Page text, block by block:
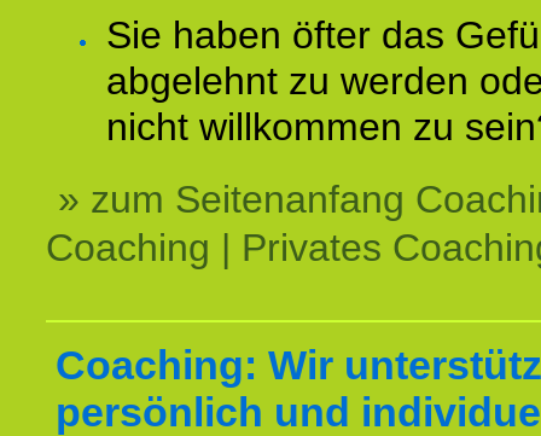
Sie haben öfter das
abgelehnt zu werden
nicht willkommen zu
» zum Seitenanfang
Coaching | Privates
Coaching: Wir
persönlich und